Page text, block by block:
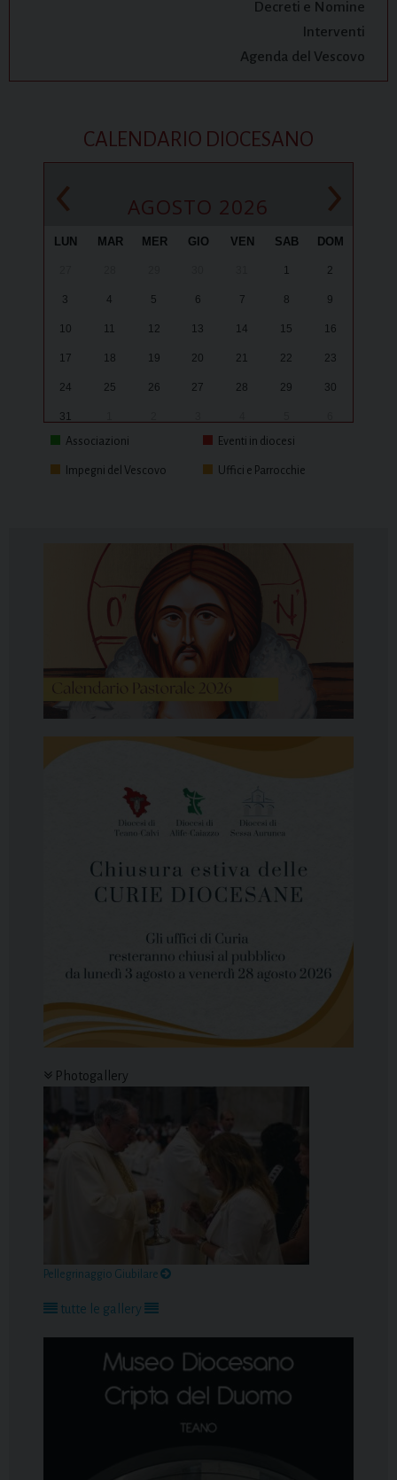
Decreti e Nomine
Interventi
Agenda del Vescovo
CALENDARIO DIOCESANO
‹ AGOSTO 2026 ›
LUN MAR MER GIO VEN SAB DOM
1 2
3 4 5 6 7 8 9
10 11 12 13 14 15 16
17 18 19 20 21 22 23
24 25 26 27 28 29 30
31
Associazioni
Eventi in diocesi
Impegni del Vescovo Uffici e Parrocchie
Photogallery
Pellegrinaggio Giubilare
tutte le gallery